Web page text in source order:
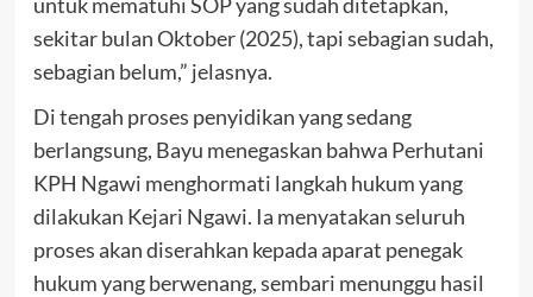
sekitar bulan Oktober (2025), tapi sebagian sudah,
sebagian belum,” jelasnya.
Di tengah proses penyidikan yang sedang
berlangsung, Bayu menegaskan bahwa Perhutani
KPH Ngawi menghormati langkah hukum yang
dilakukan Kejari Ngawi. Ia menyatakan seluruh
proses akan diserahkan kepada aparat penegak
hukum yang berwenang, sembari menunggu hasil